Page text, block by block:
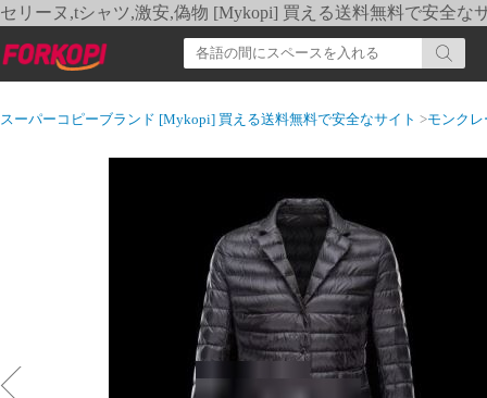
セリーヌ,tシャツ,激安,偽物 [Mykopi] 買える送料無料で安全な
スーパーコピーブランド [Mykopi] 買える送料無料で安全なサイト >モンク